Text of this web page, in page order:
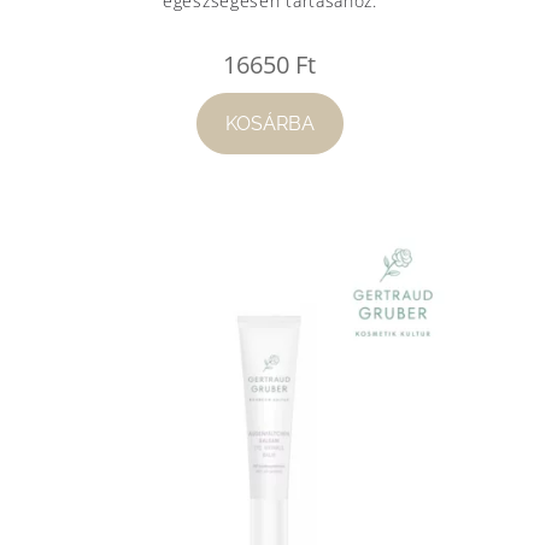
16650 Ft
KOSÁRBA